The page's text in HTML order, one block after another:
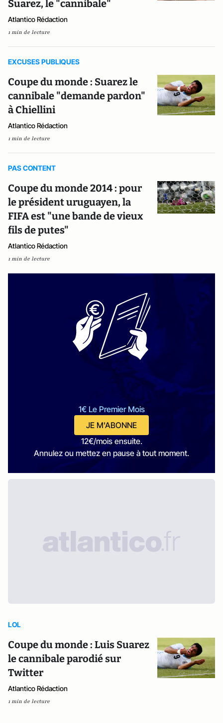
Suarez, le "cannibale"
Atlantico Rédaction
1 min de lecture
EXCUSES PUBLIQUES
Coupe du monde : Suarez le
cannibale "demande pardon"
à Chiellini
Atlantico Rédaction
1 min de lecture
PAS CONTENT
Coupe du monde 2014 : pour
le président uruguayen, la
FIFA est "une bande de vieux
fils de putes"
Atlantico Rédaction
1 min de lecture
1€ Le Premier Mois
JE M'ABONNE
12€/mois ensuite.
Annulez ou mettez en pause à tout moment.
LOL
Coupe du monde : Luis Suarez
le cannibale parodié sur
Twitter
Atlantico Rédaction
1 min de lecture